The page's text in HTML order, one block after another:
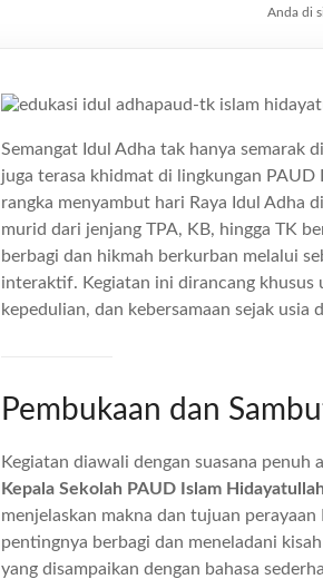
Anda di
Semangat Idul Adha tak hanya semarak
juga terasa khidmat di lingkungan PAUD
rangka menyambut hari Raya Idul Adha
murid dari jenjang TPA, KB, hingga TK
berbagi dan hikmah berkurban melalui
interaktif. Kegiatan ini dirancang khusus
kepedulian, dan kebersamaan sejak usia
Pembukaan dan
Kegiatan diawali dengan suasana penuh
Kepala Sekolah PAUD Islam
menjelaskan makna dan tujuan
pentingnya berbagi dan meneladani
yang disampaikan dengan bahasa